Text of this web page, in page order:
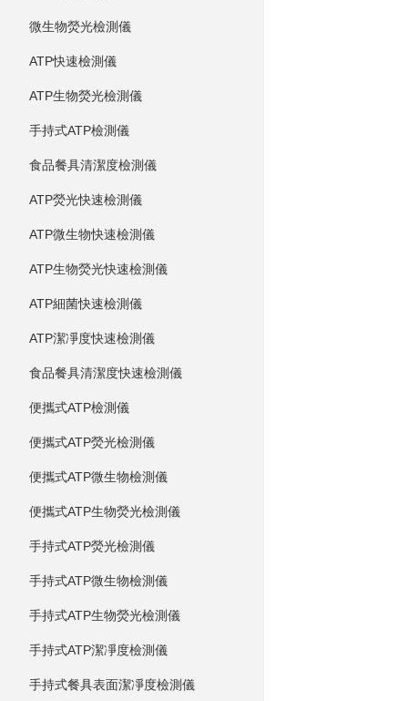
微生物熒光檢測儀
ATP快速檢測儀
ATP生物熒光檢測儀
手持式ATP檢測儀
食品餐具清潔度檢測儀
ATP熒光快速檢測儀
ATP微生物快速檢測儀
ATP生物熒光快速檢測儀
ATP細菌快速檢測儀
ATP潔凈度快速檢測儀
食品餐具清潔度快速檢測儀
便攜式ATP檢測儀
便攜式ATP熒光檢測儀
便攜式ATP微生物檢測儀
便攜式ATP生物熒光檢測儀
手持式ATP熒光檢測儀
手持式ATP微生物檢測儀
手持式ATP生物熒光檢測儀
手持式ATP潔凈度檢測儀
手持式餐具表面潔凈度檢測儀